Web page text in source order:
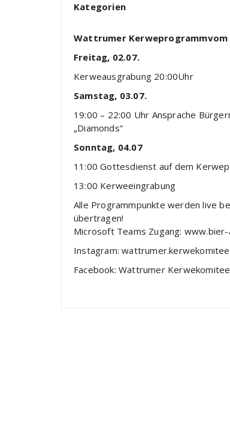
Kategorien
Wattrumer Kerweprogrammvom
Freitag, 02.07.
Kerweausgrabung 20:00Uhr
Samstag, 03.07.
19:00 – 22:00 Uhr Ansprache Bürger
„Diamonds“
Sonntag, 04.07
11:00Gottesdienst auf dem
13:00 Kerweeingrabung
Alle Programmpunkte werden live
übertragen!
Microsoft Teams Zugang: www.bier
Instagram: wattrumer.kerwekomitee
Facebook: Wattrumer Kerwekomitee